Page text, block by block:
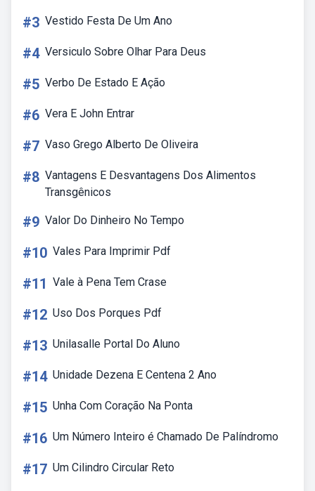
#3 Vestido Festa De Um Ano
#4 Versiculo Sobre Olhar Para Deus
#5 Verbo De Estado E Ação
#6 Vera E John Entrar
#7 Vaso Grego Alberto De Oliveira
#8 Vantagens E Desvantagens Dos Alimentos
Transgênicos
#9 Valor Do Dinheiro No Tempo
#10 Vales Para Imprimir Pdf
#11 Vale à Pena Tem Crase
#12 Uso Dos Porques Pdf
#13 Unilasalle Portal Do Aluno
#14 Unidade Dezena E Centena 2 Ano
#15 Unha Com Coração Na Ponta
#16 Um Número Inteiro é Chamado De Palíndromo
#17 Um Cilindro Circular Reto